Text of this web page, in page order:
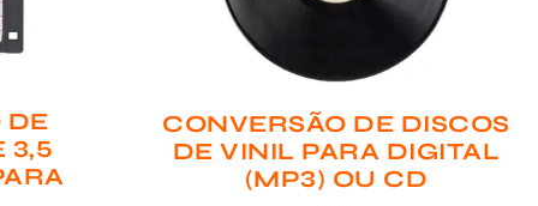
DE
3,5
CONVERSÃO DE DISCOS
DE VINIL PARA DIGITAL
(MP3) OU CD